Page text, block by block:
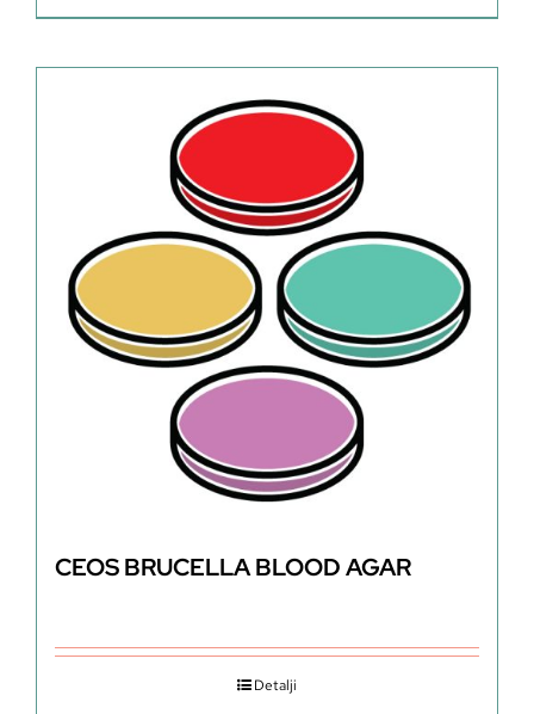
CEOS BRUCELLA BLOOD AGAR
Detalji